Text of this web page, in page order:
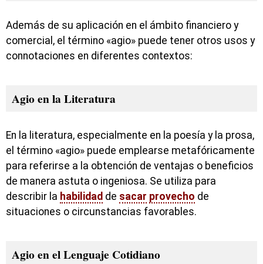
Además de su aplicación en el ámbito financiero y
comercial, el término «agio» puede tener otros usos y
connotaciones en diferentes contextos:
Agio en la Literatura
En la literatura, especialmente en la poesía y la prosa,
el término «agio» puede emplearse metafóricamente
para referirse a la obtención de ventajas o beneficios
de manera astuta o ingeniosa. Se utiliza para
describir la habilidad de sacar provecho de
situaciones o circunstancias favorables.
Agio en el Lenguaje Cotidiano